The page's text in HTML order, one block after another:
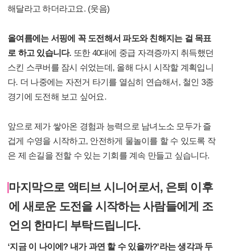
해달라고 하더라고요. (웃음)
올여름에는 서핑에 꼭 도전해서 파도와 친해지는 걸 목표
로 하고 있습니다. 또한 40대에 중급 자격증까지 취득했던
스킨 스쿠버를 잠시 쉬었는데, 올해 다시 시작할 계획입니
다. 더 나중에는 자전거 타기를 열심히 연습해서, 철인 3종
경기에 도전해 보고 싶어요.
앞으로 제가 쌓아온 경험과 능력으로 남녀노소 모두가 즐
겁게 수영을 시작하고, 안전하게 물놀이를 할 수 있도록 작
은 제 손길을 전할 수 있는 기회를 계속 만들고 싶습니다.
마지막으로 액티브 시니어로서, 은퇴 이후
에 새로운 도전을 시작하는 사람들에게 조
언의 한마디 부탁드립니다.
‘지금 이 나이에? 내가 과연 할 수 있을까?’라는 생각과 두